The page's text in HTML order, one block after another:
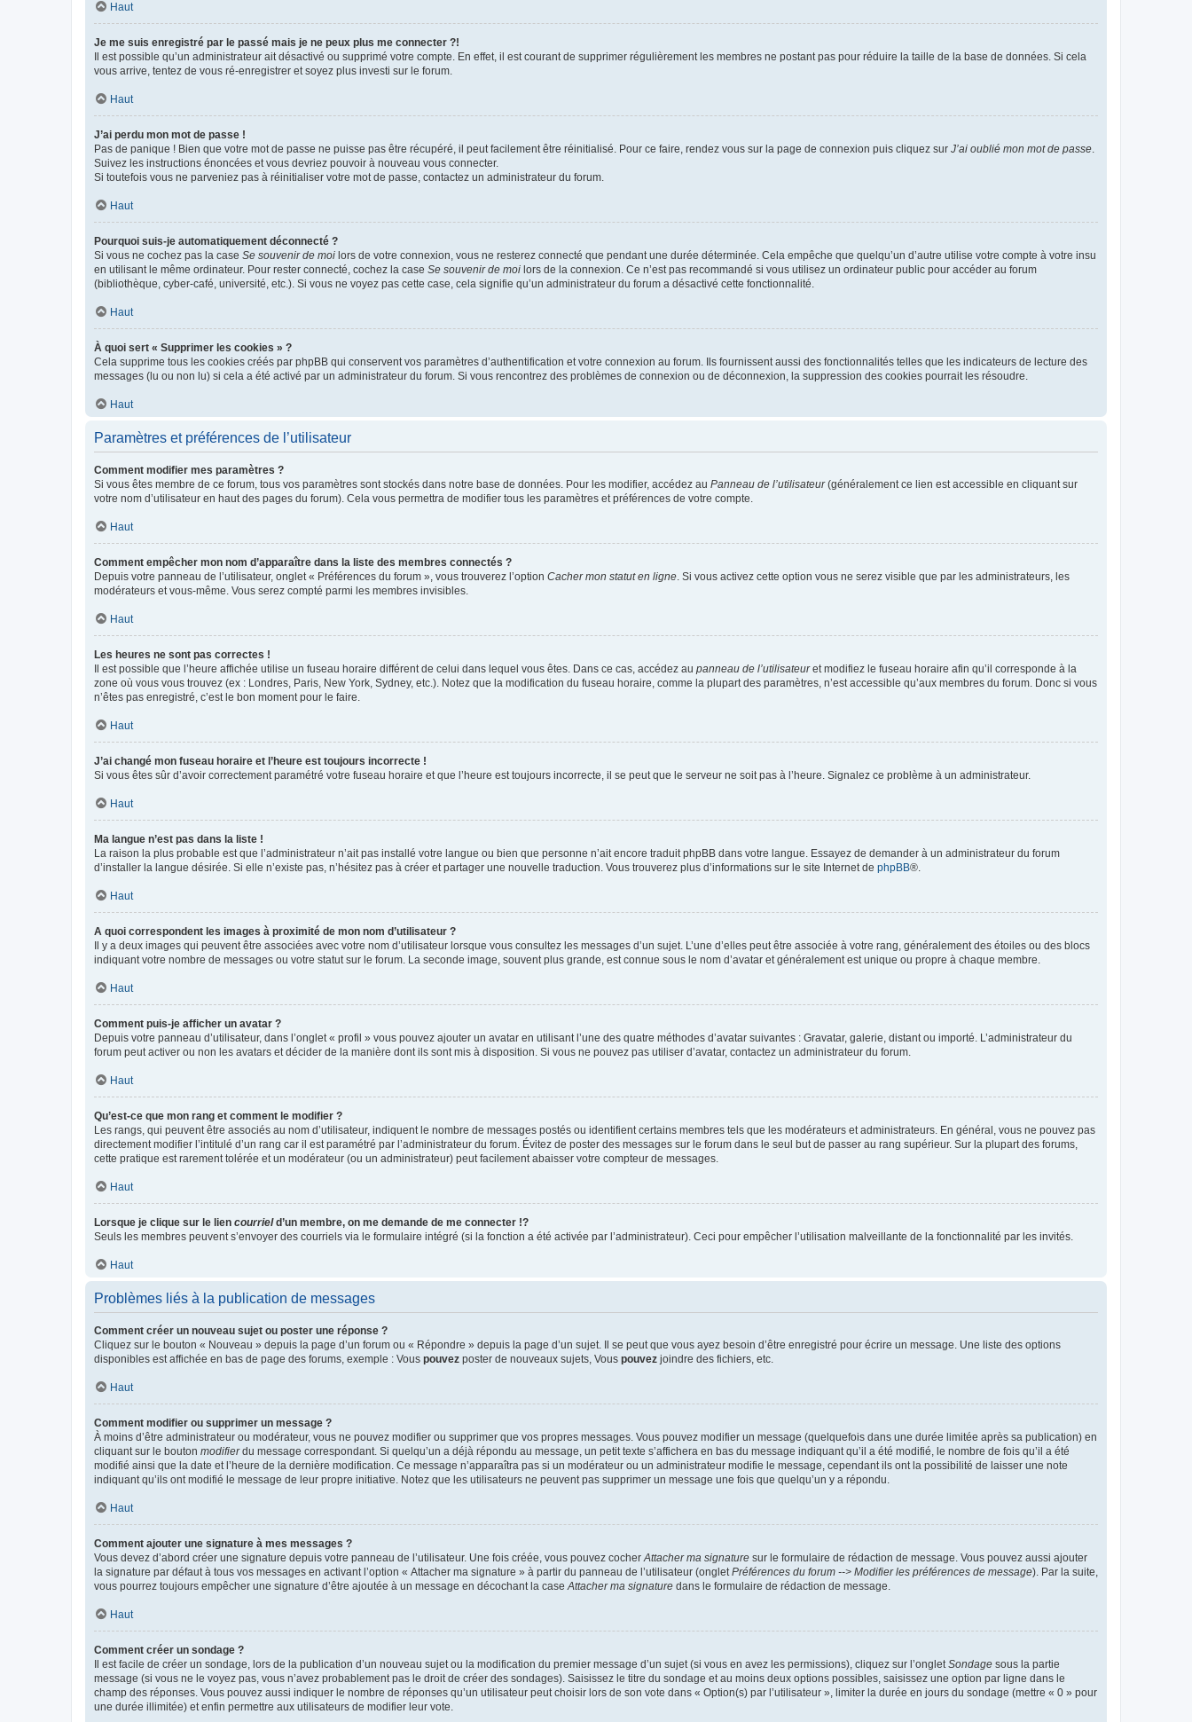
Haut
Je me suis enregistré par le passé mais je ne peux plus me connecter ?!
Il est possible qu’un administrateur ait désactivé ou supprimé votre compte. En effet, il est courant de supprimer régulièrement les membres ne postant pas pour réduire la taille de la base de données. Si cela
vous arrive, tentez de vous ré-enregistrer et soyez plus investi sur le forum.
Haut
J’ai perdu mon mot de passe !
Pas de panique ! Bien que votre mot de passe ne puisse pas être récupéré, il peut facilement être réinitialisé. Pour ce faire, rendez vous sur la page de connexion puis cliquez sur J’ai oublié mon mot de passe.
Suivez les instructions énoncées et vous devriez pouvoir à nouveau vous connecter.
Si toutefois vous ne parveniez pas à réinitialiser votre mot de passe, contactez un administrateur du forum.
Haut
Pourquoi suis-je automatiquement déconnecté ?
Si vous ne cochez pas la case Se souvenir de moi lors de votre connexion, vous ne resterez connecté que pendant une durée déterminée. Cela empêche que quelqu’un d’autre utilise votre compte à votre insu
en utilisant le même ordinateur. Pour rester connecté, cochez la case Se souvenir de moi lors de la connexion. Ce n’est pas recommandé si vous utilisez un ordinateur public pour accéder au forum
(bibliothèque, cyber-café, université, etc.). Si vous ne voyez pas cette case, cela signifie qu’un administrateur du forum a désactivé cette fonctionnalité.
Haut
À quoi sert « Supprimer les cookies » ?
Cela supprime tous les cookies créés par phpBB qui conservent vos paramètres d’authentification et votre connexion au forum. Ils fournissent aussi des fonctionnalités telles que les indicateurs de lecture des
messages (lu ou non lu) si cela a été activé par un administrateur du forum. Si vous rencontrez des problèmes de connexion ou de déconnexion, la suppression des cookies pourrait les résoudre.
Haut
Paramètres et préférences de l’utilisateur
Comment modifier mes paramètres ?
Si vous êtes membre de ce forum, tous vos paramètres sont stockés dans notre base de données. Pour les modifier, accédez au Panneau de l’utilisateur(généralement ce lien est accessible en cliquant sur
votre nom d’utilisateur en haut des pages du forum). Cela vous permettra de modifier tous les paramètres et préférences de votre compte.
Haut
Comment empêcher mon nom d’apparaître dans la liste des membres connectés ?
Depuis votre panneau de l’utilisateur, onglet « Préférences du forum », vous trouverez l’option Cacher mon statut en ligne. Si vous activez cette option vous ne serez visible que par les administrateurs, les
modérateurs et vous-même. Vous serez compté parmi les membres invisibles.
Haut
Les heures ne sont pas correctes !
Il est possible que l’heure affichée utilise un fuseau horaire différent de celui dans lequel vous êtes. Dans ce cas, accédez au panneau de l’utilisateuret modifiez le fuseau horaire afin qu’il corresponde à la
zone où vous vous trouvez (ex : Londres, Paris, New York, Sydney, etc.). Notez que la modification du fuseau horaire, comme la plupart des paramètres, n’est accessible qu’aux membres du forum. Donc si vous
n’êtes pas enregistré, c’est le bon moment pour le faire.
Haut
J’ai changé mon fuseau horaire et l’heure est toujours incorrecte !
Si vous êtes sûr d’avoir correctement paramétré votre fuseau horaire et que l’heure est toujours incorrecte, il se peut que le serveur ne soit pas à l’heure. Signalez ce problème à un administrateur.
Haut
Ma langue n’est pas dans la liste !
La raison la plus probable est que l’administrateur n’ait pas installé votre langue ou bien que personne n’ait encore traduit phpBB dans votre langue. Essayez de demander à un administrateur du forum
d’installer la langue désirée. Si elle n’existe pas, n’hésitez pas à créer et partager une nouvelle traduction. Vous trouverez plus d’informations sur le site Internet de phpBB®.
Haut
A quoi correspondent les images à proximité de mon nom d’utilisateur ?
Il y a deux images qui peuvent être associées avec votre nom d’utilisateur lorsque vous consultez les messages d’un sujet. L’une d’elles peut être associée à votre rang, généralement des étoiles ou des blocs
indiquant votre nombre de messages ou votre statut sur le forum. La seconde image, souvent plus grande, est connue sous le nom d’avatar et généralement est unique ou propre à chaque membre.
Haut
Comment puis-je afficher un avatar ?
Depuis votre panneau d’utilisateur, dans l’onglet « profil » vous pouvez ajouter un avatar en utilisant l’une des quatre méthodes d’avatar suivantes : Gravatar, galerie, distant ou importé. L’administrateur du
forum peut activer ou non les avatars et décider de la manière dont ils sont mis à disposition. Si vous ne pouvez pas utiliser d’avatar, contactez un administrateur du forum.
Haut
Qu’est-ce que mon rang et comment le modifier ?
Les rangs, qui peuvent être associés au nom d’utilisateur, indiquent le nombre de messages postés ou identifient certains membres tels que les modérateurs et administrateurs. En général, vous ne pouvez pas
directement modifier l’intitulé d’un rang car il est paramétré par l’administrateur du forum. Évitez de poster des messages sur le forum dans le seul but de passer au rang supérieur. Sur la plupart des forums,
cette pratique est rarement tolérée et un modérateur (ou un administrateur) peut facilement abaisser votre compteur de messages.
Haut
Lorsque je clique sur le lien courrield’un membre, on me demande de me connecter !?
Seuls les membres peuvent s’envoyer des courriels via le formulaire intégré (si la fonction a été activée par l’administrateur). Ceci pour empêcher l’utilisation malveillante de la fonctionnalité par les invités.
Haut
Problèmes liés à la publication de messages
Comment créer un nouveau sujet ou poster une réponse ?
Cliquez sur le bouton « Nouveau » depuis la page d’un forum ou « Répondre » depuis la page d’un sujet. Il se peut que vous ayez besoin d’être enregistré pour écrire un message. Une liste des options
disponibles est affichée en bas de page des forums, exemple : Vous pouvez poster de nouveaux sujets, Vous pouvez joindre des fichiers, etc.
Haut
Comment modifier ou supprimer un message ?
À moins d’être administrateur ou modérateur, vous ne pouvez modifier ou supprimer que vos propres messages. Vous pouvez modifier un message (quelquefois dans une durée limitée après sa publication) en
cliquant sur le bouton modifierdu message correspondant. Si quelqu’un a déjà répondu au message, un petit texte s’affichera en bas du message indiquant qu’il a été modifié, le nombre de fois qu’il a été
modifié ainsi que la date et l’heure de la dernière modification. Ce message n’apparaîtra pas si un modérateur ou un administrateur modifie le message, cependant ils ont la possibilité de laisser une note
indiquant qu’ils ont modifié le message de leur propre initiative. Notez que les utilisateurs ne peuvent pas supprimer un message une fois que quelqu’un y a répondu.
Haut
Comment ajouter une signature à mes messages ?
Vous devez d’abord créer une signature depuis votre panneau de l’utilisateur. Une fois créée, vous pouvez cocherAttacher ma signature sur le formulaire de rédaction de message. Vous pouvez aussi ajouter
la signature par défaut à tous vos messages en activant l’option « Attacher ma signature » à partir du panneau de l’utilisateur (ongletPréférences du forum --> Modifier les préférences de message). Par la suite,
vous pourrez toujours empêcher une signature d’être ajoutée à un message en décochant la caseAttacher ma signature dans le formulaire de rédaction de message.
Haut
Comment créer un sondage ?
Il est facile de créer un sondage, lors de la publication d’un nouveau sujet ou la modification du premier message d’un sujet (si vous en avez les permissions), cliquez sur l’ongletSondage sous la partie
message (si vous ne le voyez pas, vous n’avez probablement pas le droit de créer des sondages). Saisissez le titre du sondage et au moins deux options possibles, saisissez une option par ligne dans le
champ des réponses. Vous pouvez aussi indiquer le nombre de réponses qu’un utilisateur peut choisir lors de son vote dans « Option(s) par l’utilisateur », limiter la durée en jours du sondage (mettre « 0 » pour
une durée illimitée) et enfin permettre aux utilisateurs de modifier leur vote.